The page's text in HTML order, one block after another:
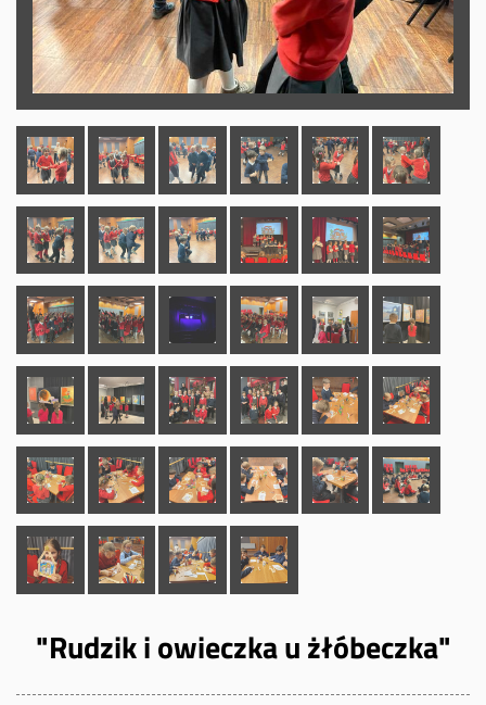
"Rudzik i owieczka u żłóbeczka"